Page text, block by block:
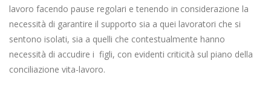
lavoro facendo pause regolari e tenendo in considerazione la
necessità di garantire il supporto sia a quei lavoratori che si
sentono isolati, sia a quelli che contestualmente hanno
necessità di accudire i figli, con evidenti criticità sul piano della
conciliazione vita-lavoro.